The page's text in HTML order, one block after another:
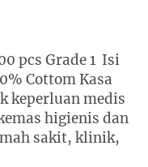
pcs Grade 1 Isi
Cottom Kasa
keperluan medis
higienis dan
sakit, klinik,